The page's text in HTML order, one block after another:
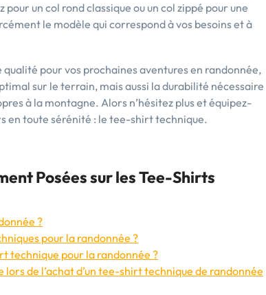
un col rond classique ou un col zippé pour une
le modèle qui correspond à vos besoins et à
pour vos prochaines aventures en randonnée,
sur le terrain, mais aussi la durabilité nécessaire
à la montagne. Alors n’hésitez plus et équipez-
en toute sérénité : le tee-shirt technique.
Posées sur les Tee-Shirts
?
pour la randonnée ?
technique pour la randonnée ?
de l’achat d’un tee-shirt technique de randonnée